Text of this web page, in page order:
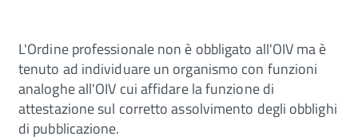
L'Ordine professionale non è obbligato all'OIV ma è
tenuto ad individuare un organismo con funzioni
analoghe all'OIV cui affidare la funzione di
attestazione sul corretto assolvimento degli obblighi
di pubblicazione.